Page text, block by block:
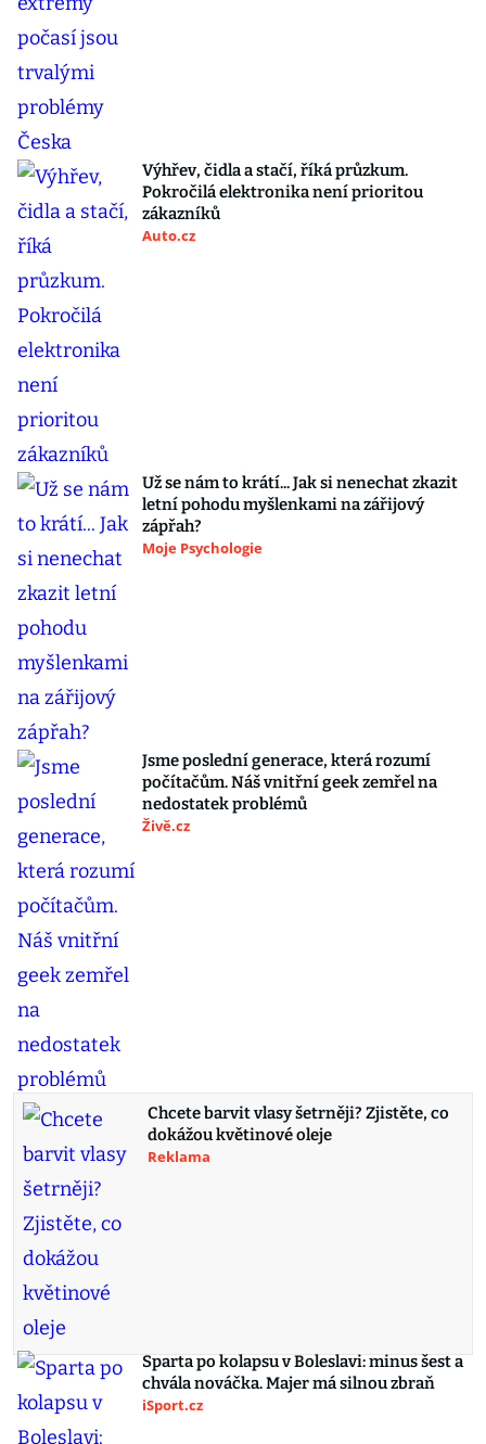
Výhřev, čidla a stačí, říká průzkum.
Pokročilá elektronika není prioritou
zákazníků
Auto.cz
Už se nám to krátí... Jak si nenechat zkazit
letní pohodu myšlenkami na zářijový
zápřah?
Moje Psychologie
Jsme poslední generace, která rozumí
počítačům. Náš vnitřní geek zemřel na
nedostatek problémů
Živě.cz
Chcete barvit vlasy šetrněji? Zjistěte, co
dokážou květinové oleje
Reklama
Sparta po kolapsu v Boleslavi: minus šest a
chvála nováčka. Majer má silnou zbraň
iSport.cz